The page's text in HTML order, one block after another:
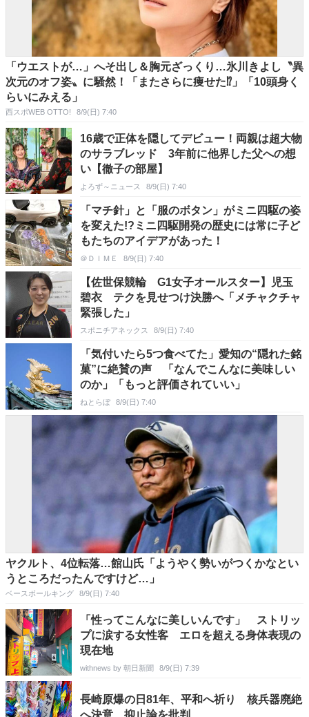
「ウエストが…」へそ出し＆胸元ざっくり…氷川きよし〝異
次元のオフ姿〟に騒然！「またさらに痩せた⁉」「10頭身く
らいにみえる」
西スポWEB OTTO! 8/9(日) 7:40
16歳で正体を隠してデビュー！両親は超大物
のサラブレッド 3年前に他界した父への想
い【徹子の部屋】
よろず～ニュース 8/9(日) 7:40
「マチ針」と「服のボタン」がミニ四駆の姿
を変えた!?ミニ四駆開発の歴史には常に子ど
もたちのアイデアがあった！
＠ＤＩＭＥ 8/9(日) 7:40
【佐世保競輪 G1女子オールスター】児玉
碧衣 テクを見せつけ決勝へ「メチャクチャ
緊張した」
スポニチアネックス 8/9(日) 7:40
「気付いたら5つ食べてた」愛知の“隠れた銘
菓”に絶賛の声 「なんでこんなに美味しい
のか」「もっと評価されていい」
ねとらぼ 8/9(日) 7:40
ヤクルト、4位転落…館山氏「ようやく勢いがつくかなとい
うところだったんですけど…」
ベースボールキング 8/9(日) 7:40
「性ってこんなに美しいんです」 ストリッ
プに涙する女性客 エロを超える身体表現の
現在地
withnews by 朝日新聞 8/9(日) 7:39
長崎原爆の日81年、平和へ祈り 核兵器廃絶